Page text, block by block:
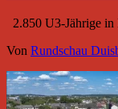
2.850 U3-Jährige
Von Rundschau